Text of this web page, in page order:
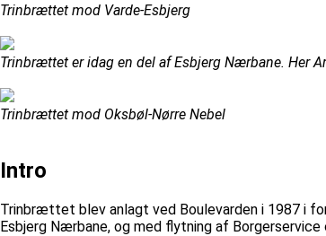
Trinbrættet mod Varde-Esbjerg
Trinbrættet er idag en del af Esbjerg Nærbane. Her
Trinbrættet mod Oksbøl-Nørre Nebel
Intro
Trinbrættet blev anlagt ved Boulevarden i 1987 i
Esbjerg Nærbane, og med flytning af